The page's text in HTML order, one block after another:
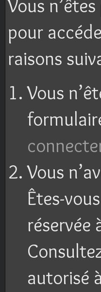
Vous
pour
raisons
Vous
Vous
Êtes-
réservée
autorisé